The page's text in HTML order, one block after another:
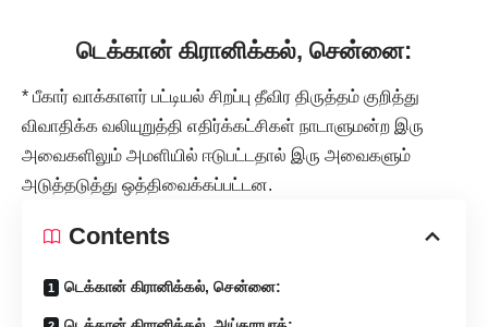
டெக்கான் கிரானிக்கல், சென்னை:
* பீகார் வாக்காளர் பட்டியல் சிறப்பு தீவிர திருத்தம் குறித்து
விவாதிக்க வலியுறுத்தி எதிர்க்கட்சிகள் நாடாளுமன்ற இரு
அவைகளிலும் அமளியில் ஈடுபட்டதால் இரு அவைகளும்
அடுத்தடுத்து ஒத்திவைக்கப்பட்டன.
Contents
டெக்கான் கிரானிக்கல், சென்னை: